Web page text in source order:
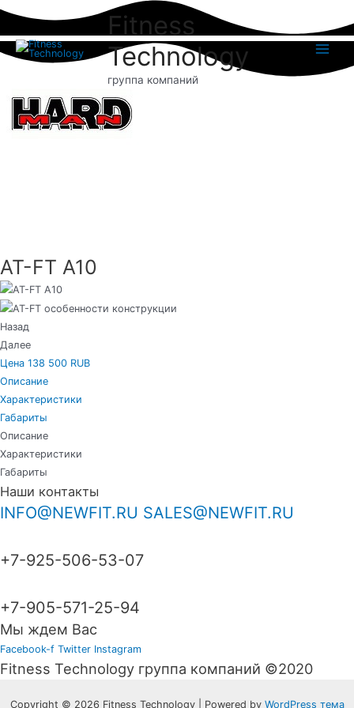
Перейти
содержимому
Fitness
Technology
группа компаний
AT-FT A10
Назад
Далее
Цена 138 500 RUB
Описание
Характеристики
Габариты
Описание
Характеристики
Габариты
Наши контакты
INFO@NEWFIT.RU SALES@NEWFIT.RU
+7-925-506-53-07
+7-905-571-25-94
Мы ждем Вас
Facebook-f Twitter Instagram
Fitness Technology группа компаний ©2020
Copyright © 2026 Fitness Technology | Powered by WordPress тема